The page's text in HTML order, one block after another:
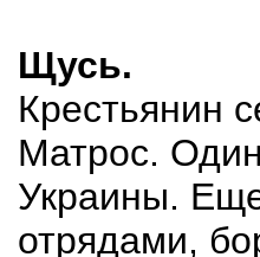
Щусь.
Крестьянин
Матрос.
Украины.
отрядами,